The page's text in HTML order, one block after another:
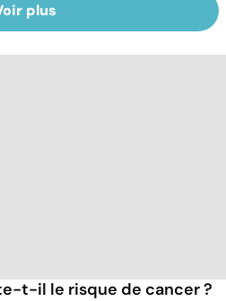
plus
t-il le risque de cancer ?